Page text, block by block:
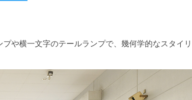
や横一文字のテールランプで、幾何学的なスタイ